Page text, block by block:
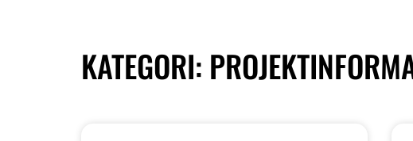
KATEGORI: